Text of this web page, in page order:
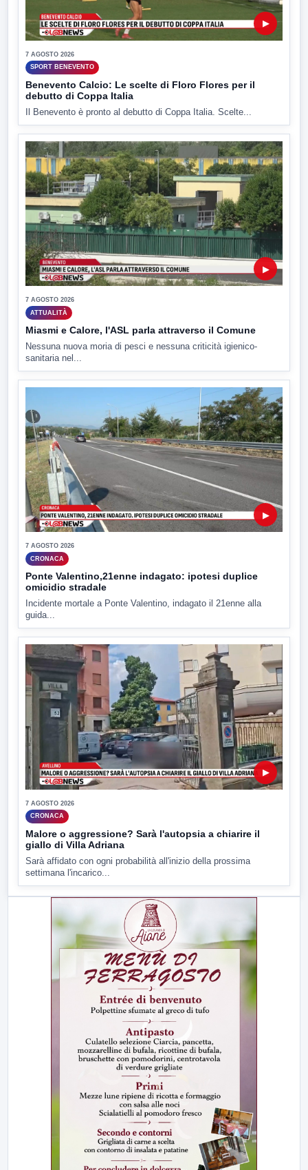
▶
7 AGOSTO 2026
SPORT BENEVENTO
Benevento Calcio: Le scelte di Floro Flores per il
debutto di Coppa Italia
Il Benevento è pronto al debutto di Coppa Italia. Scelte...
▶
7 AGOSTO 2026
ATTUALITÀ
Miasmi e Calore, l'ASL parla attraverso il Comune
Nessuna nuova moria di pesci e nessuna criticità igienico-
sanitaria nel...
▶
7 AGOSTO 2026
CRONACA
Ponte Valentino,21enne indagato: ipotesi duplice
omicidio stradale
Incidente mortale a Ponte Valentino, indagato il 21enne alla
guida...
▶
7 AGOSTO 2026
CRONACA
Malore o aggressione? Sarà l'autopsia a chiarire il
giallo di Villa Adriana
Sarà affidato con ogni probabilità all'inizio della prossima
settimana l'incarico...